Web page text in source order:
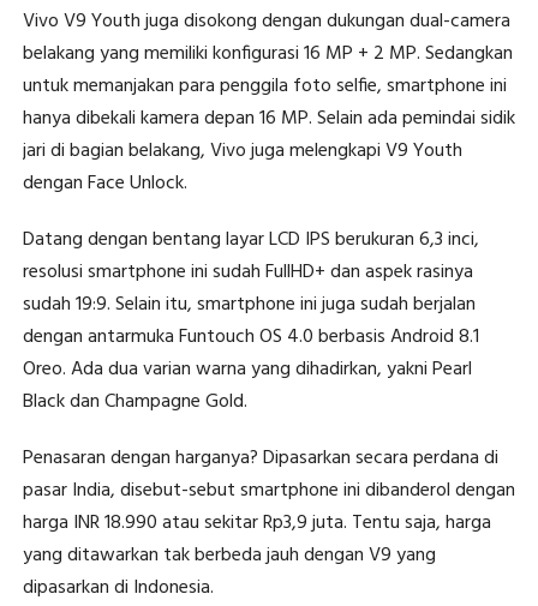
Vivo V9 Youth juga disokong dengan dukungan dual-camera
belakang yang memiliki konfigurasi 16 MP + 2 MP. Sedangkan
untuk memanjakan para penggila foto selfie, smartphone ini
hanya dibekali kamera depan 16 MP. Selain ada pemindai sidik
jari di bagian belakang, Vivo juga melengkapi V9 Youth
dengan Face Unlock.
Datang dengan bentang layar LCD IPS berukuran 6,3 inci,
resolusi smartphone ini sudah FullHD+ dan aspek rasinya
sudah 19:9. Selain itu, smartphone ini juga sudah berjalan
dengan antarmuka Funtouch OS 4.0 berbasis Android 8.1
Oreo. Ada dua varian warna yang dihadirkan, yakni Pearl
Black dan Champagne Gold.
Penasaran dengan harganya? Dipasarkan secara perdana di
pasar India, disebut-sebut smartphone ini dibanderol dengan
harga INR 18.990 atau sekitar Rp3,9 juta. Tentu saja, harga
yang ditawarkan tak berbeda jauh dengan V9 yang
dipasarkan di Indonesia.